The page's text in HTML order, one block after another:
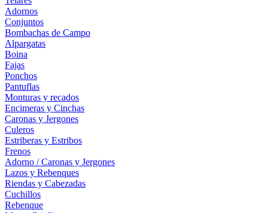
Adornos
Conjuntos
Bombachas de Campo
Alpargatas
Boina
Fajas
Ponchos
Pantuflas
Monturas y recados
Encimeras y Cinchas
Caronas y Jergones
Culeros
Estriberas y Estribos
Frenos
Adorno / Caronas y Jergones
Lazos y Rebenques
Riendas y Cabezadas
Cuchillos
Rebenque